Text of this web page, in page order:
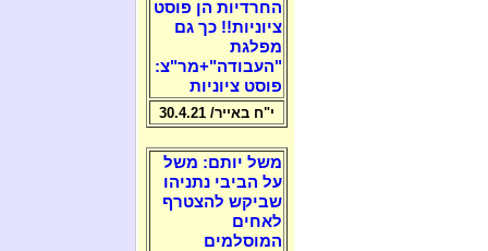
החרדיות הן פוסט
ציוניות!! כך גם
מפלגת
"העבודה"+מר"צ:
פוסט ציוניות
י"ח באייר/ 30.4.21
משל יותם: משל
על הביבי נתניהו
שביקש להצטרף
לאחים
המוסלמים